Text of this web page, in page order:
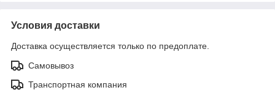
Условия доставки
Доставка осуществляется только по предоплате.
Самовывоз
Транспортная компания